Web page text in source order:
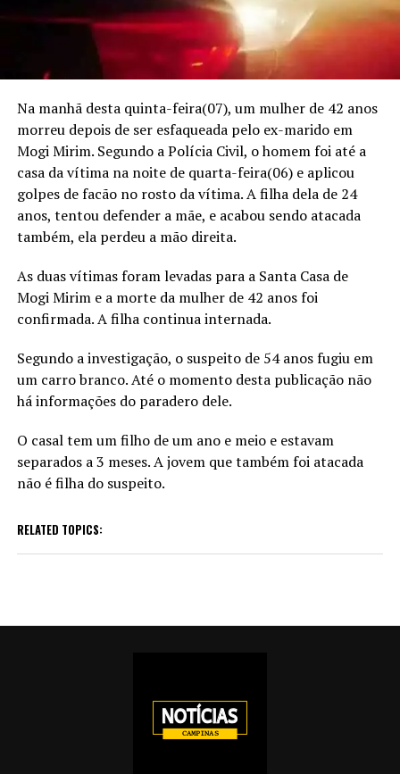
Na manhã desta quinta-feira(07), um mulher de 42 anos
morreu depois de ser esfaqueada pelo ex-marido em
Mogi Mirim. Segundo a Polícia Civil, o homem foi até a
casa da vítima na noite de quarta-feira(06) e aplicou
golpes de facão no rosto da vítima. A filha dela de 24
anos, tentou defender a mãe, e acabou sendo atacada
também, ela perdeu a mão direita.
As duas vítimas foram levadas para a Santa Casa de
Mogi Mirim e a morte da mulher de 42 anos foi
confirmada. A filha continua internada.
Segundo a investigação, o suspeito de 54 anos fugiu em
um carro branco. Até o momento desta publicação não
há informações do paradero dele.
O casal tem um filho de um ano e meio e estavam
separados a 3 meses. A jovem que também foi atacada
não é filha do suspeito.
RELATED TOPICS: